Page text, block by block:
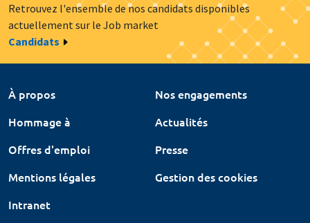
Retrouvez l'ensemble de nos candidats disponibles
actuellement sur le Job market
Candidats
À propos
Nos engagements
Hommage à
Actualités
Offres d'emploi
Presse
Mentions légales
Gestion des cookies
Intranet